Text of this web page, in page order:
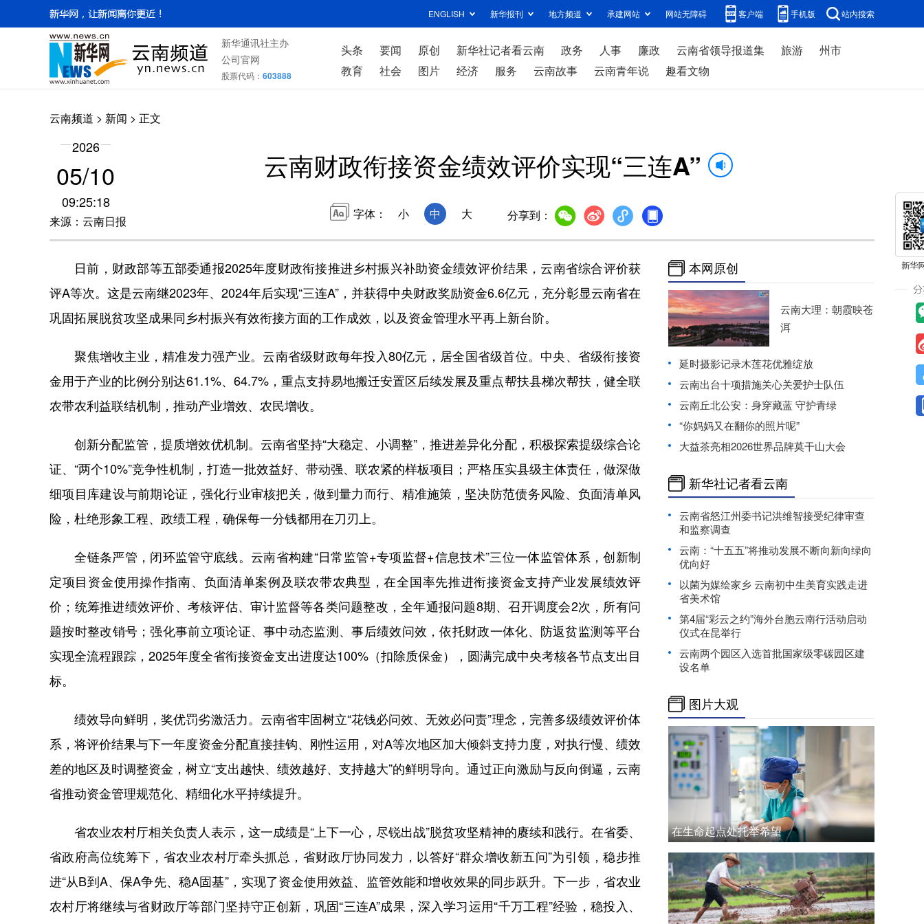
ENGLISH 新华报刊 地方频道 承建网站 网站无障碍 客户端 手机版 站内搜索
新华通讯社主办
公司官网
股票代码： 603888
头条 要闻 原创 新华社记者看云南 政务 人事 廉政 云南省领导报道集 旅游
州市
教育
社会 图片 经济 服务 云南故事 云南青年说 趣看文物
云南频道 > 新闻 > 正文
2026
05/10
09:25:18
来源：云南日报
云南财政衔接资金绩效评价实现“三连A”
字体： 小 中 大 分享到：
日前，财政部等五部委通报2025年度财政衔接推进乡村振兴补助资金绩效评价结果，云南省综合评价获
评A等次。这是云南继2023年、2024年后实现“三连A”，并获得中央财政奖励资金6.6亿元，充分彰显云南省在
巩固拓展脱贫攻坚成果同乡村振兴有效衔接方面的工作成效，以及资金管理水平再上新台阶。
聚焦增收主业，精准发力强产业。云南省级财政每年投入80亿元，居全国省级首位。中央、省级衔接资
金用于产业的比例分别达61.1%、64.7%，重点支持易地搬迁安置区后续发展及重点帮扶县梯次帮扶，健全联
农带农利益联结机制，推动产业增效、农民增收。
创新分配监管，提质增效优机制。云南省坚持“大稳定、小调整”，推进差异化分配，积极探索提级综合论
证、“两个10%”竞争性机制，打造一批效益好、带动强、联农紧的样板项目；严格压实县级主体责任，做深做
细项目库建设与前期论证，强化行业审核把关，做到量力而行、精准施策，坚决防范债务风险、负面清单风
险，杜绝形象工程、政绩工程，确保每一分钱都用在刀刃上。
全链条严管，闭环监管守底线。云南省构建“日常监管+专项监督+信息技术”三位一体监管体系，创新制
定项目资金使用操作指南、负面清单案例及联农带农典型，在全国率先推进衔接资金支持产业发展绩效评
价；统筹推进绩效评价、考核评估、审计监督等各类问题整改，全年通报问题8期、召开调度会2次，所有问
题按时整改销号；强化事前立项论证、事中动态监测、事后绩效问效，依托财政一体化、防返贫监测等平台
实现全流程跟踪，2025年度全省衔接资金支出进度达100%（扣除质保金），圆满完成中央考核各节点支出目
标。
绩效导向鲜明，奖优罚劣激活力。云南省牢固树立“花钱必问效、无效必问责”理念，完善多级绩效评价体
系，将评价结果与下一年度资金分配直接挂钩、刚性运用，对A等次地区加大倾斜支持力度，对执行慢、绩效
差的地区及时调整资金，树立“支出越快、绩效越好、支持越大”的鲜明导向。通过正向激励与反向倒逼，云南
省推动资金管理规范化、精细化水平持续提升。
省农业农村厅相关负责人表示，这一成绩是“上下一心，尽锐出战”脱贫攻坚精神的赓续和践行。在省委、
省政府高位统筹下，省农业农村厅牵头抓总，省财政厅协同发力，以答好“群众增收新五问”为引领，稳步推
进“从B到A、保A争先、稳A固基”，实现了资金使用效益、监管效能和增收效果的同步跃升。下一步，省农业
农村厅将继续与省财政厅等部门坚持守正创新，巩固“三连A”成果，深入学习运用“千万工程”经验，稳投入、
本网原创
云南大理：朝霞映苍
洱
延时摄影记录木莲花优雅绽放
云南出台十项措施关心关爱护士队伍
云南丘北公安：身穿藏蓝 守护青绿
“你妈妈又在翻你的照片呢”
大益茶亮相2026世界品牌莫干山大会
新华社记者看云南
云南省怒江州委书记洪维智接受纪律审查
和监察调查
云南：“十五五”将推动发展不断向新向绿向
优向好
以菌为媒绘家乡 云南初中生美育实践走进
省美术馆
第4届“彩云之约”海外台胞云南行活动启动
仪式在昆举行
云南两个园区入选首批国家级零碳园区建
设名单
图片大观
在生命起点处托举希望